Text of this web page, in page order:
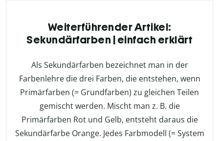
Weiterführender Artikel:
Sekundärfarben | einfach erklärt
Als Sekundärfarben bezeichnet man in der
Farbenlehre die drei Farben, die entstehen, wenn
Primärfarben (= Grundfarben) zu gleichen Teilen
gemischt werden. Mischt man z. B. die
Primärfarben Rot und Gelb, entsteht daraus die
Sekundärfarbe Orange. Jedes Farbmodell (= System